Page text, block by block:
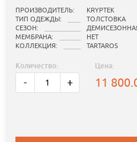
ПРОИЗВОДИТЕЛЬ:
KRYPTEK
ТИП ОДЕЖДЫ:
ТОЛСТОВКА
СЕЗОН:
МЕМБРАНА:
НЕТ
КОЛЛЕКЦИЯ:
TARTAROS
Количество:
- +
Цена:
11